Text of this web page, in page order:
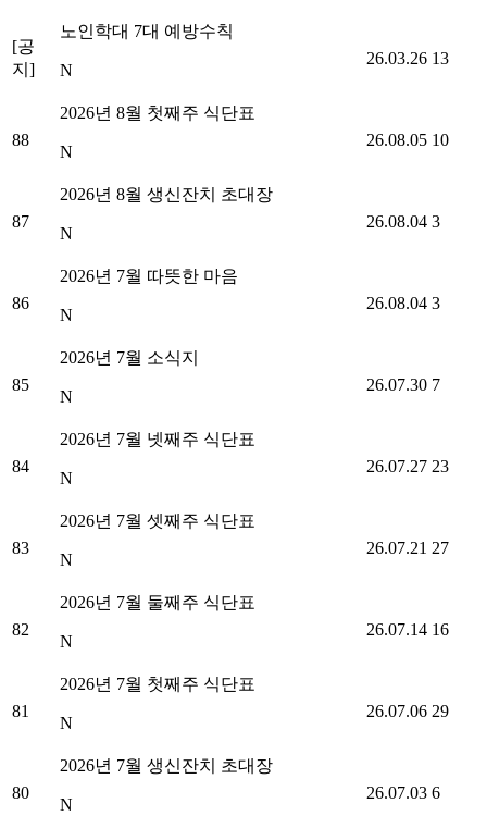
[공
지]
노인학대 7대 예방수칙
N
26.03.26 13
88
2026년 8월 첫째주 식단표
N
26.08.05 10
87
2026년 8월 생신잔치 초대장
N
26.08.04 3
86
2026년 7월 따뜻한 마음
N
26.08.04 3
85
2026년 7월 소식지
N
26.07.30 7
84
2026년 7월 넷째주 식단표
N
26.07.27 23
83
2026년 7월 셋째주 식단표
N
26.07.21 27
82
2026년 7월 둘째주 식단표
N
26.07.14 16
81
2026년 7월 첫째주 식단표
N
26.07.06 29
80
2026년 7월 생신잔치 초대장
N
26.07.03 6